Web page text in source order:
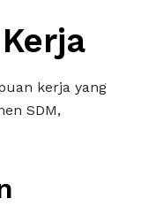
kerja yang
SDM,